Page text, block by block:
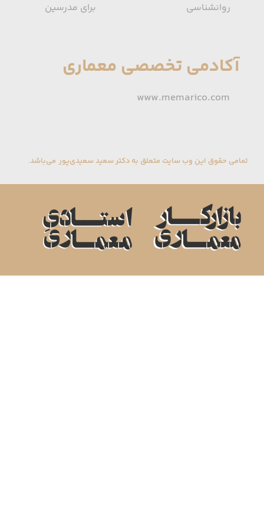
روانشناسی
آکادمی تخصصی معماری
www.memarico.com
تمامی حقوق این وب سایت متعلق به دکتر سعید سعیدی‌پور می‌باشد.
برای مدرسین